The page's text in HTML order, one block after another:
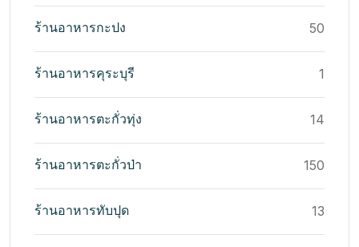
ร้านอาหารกะปง 50
ร้านอาหารคุระบุรี 1
ร้านอาหารตะกั่วทุ่ง 14
ร้านอาหารตะกั่วป่า 150
ร้านอาหารทับปุด 13